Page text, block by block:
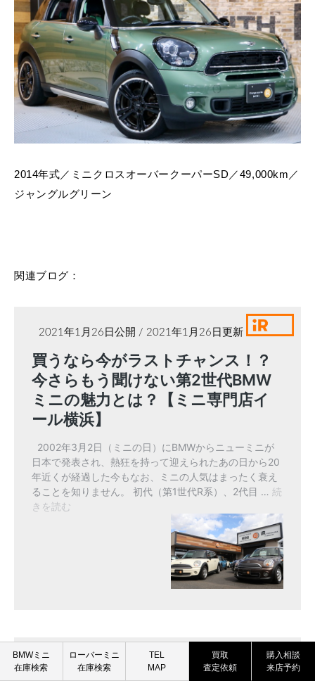
2014年式／ミニクロスオーバークーパーSD／49,000km／
ジャングルグリーン
関連ブログ：
BMWミニ
在庫検索
ローバーミニ
在庫検索
TEL
MAP
買取
査定依頼
購入相談
来店予約
買取査定依頼
ROVER MINI
買取査定依頼